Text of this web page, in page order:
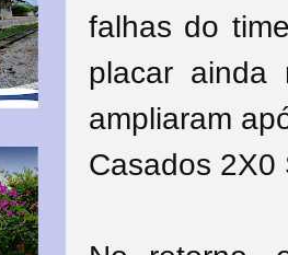
falhas do
placar ainda
ampliaram
Casados 2X0